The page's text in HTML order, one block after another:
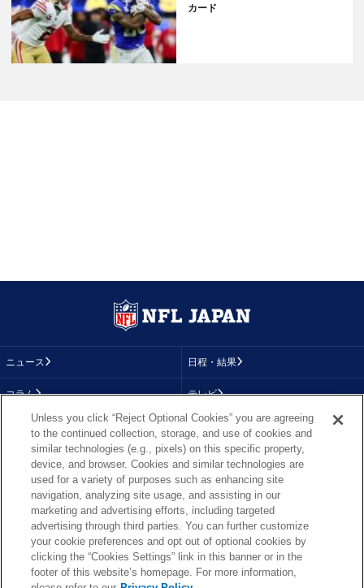
カード
ニュース 日程・結果
コラム テレビ
順位表
About NFL
More NFL 特集
TOP お問い合わせ FAQ
Unless you click “Reject Optional Cookies” you are agreeing
to the continued collection, storage, and use of cookies and
similar technologies (e.g., pixels) on this specific property,
device, and browser. Cookies and similar technologies are
used for a variety of purposes such as enhancing site
navigation, analyzing site usage, and assisting in our
marketing and advertising efforts, including targeted
advertising through third parties. You can further customize
your cookie preferences and opt out of optional cookies by
clicking the “Cookies Settings” link in this banner or in the
footer of this website’s homepage. For more information,